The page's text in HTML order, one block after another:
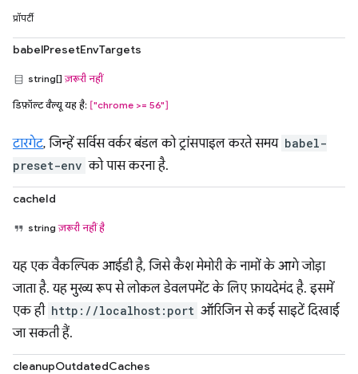
प्रॉपर्टी
babelPresetEnvTargets
string[]ज़रूरी नहीं
डिफ़ॉल्ट वैल्यू यह है: ["chrome >= 56"]
टारगेट, जिन्हें सर्विस वर्कर बंडल को ट्रांसपाइल करते समय babel-
preset-env को पास करना है.
cacheId
stringज़रूरी नहीं है
यह एक वैकल्पिक आईडी है, जिसे कैश मेमोरी के नामों के आगे जोड़ा
जाता है. यह मुख्य रूप से लोकल डेवलपमेंट के लिए फ़ायदेमंद है. इसमें
एक ही http://localhost:port ऑरिजिन से कई साइटें दिखाई
जा सकती हैं.
cleanupOutdatedCaches